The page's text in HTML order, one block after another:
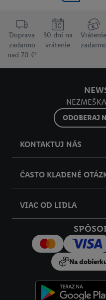
Doprava
zadarmo
nad 70 €¹
30 dní na
vrátenie
Vrátenie
zadarmo
ODOBERAJ
KONTAKTUJ NÁS
ČASTO KLADENÉ
VIAC OD LIDLA
Na